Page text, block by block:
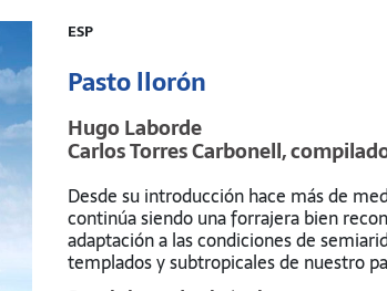
ESP
Pasto llorón
Hugo Laborde
Carlos Torres Carbonell,
Desde su introducción hace más de
continúa siendo una forrajera bien
adaptación a las condiciones de
templados y subtropicales de nuestro
rusticidad y confiabilidad en el aporte de